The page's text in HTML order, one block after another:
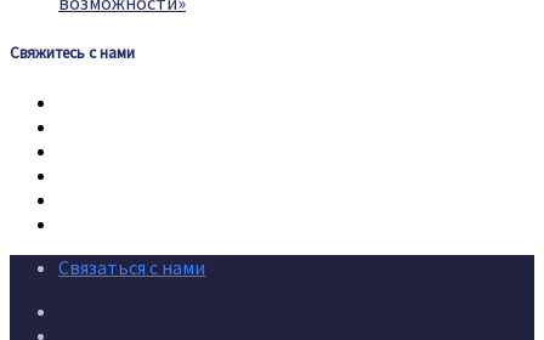
Свяжитесь с нами
Связаться с нами